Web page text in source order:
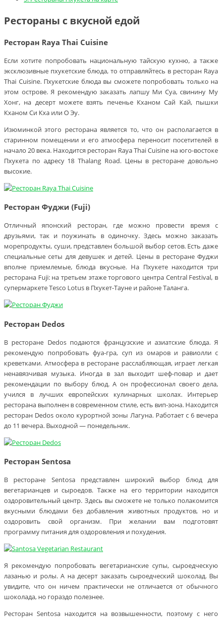
Рестораны с вкусной едой
Ресторан Raya Thai Cuisine
Если хотите попробовать национальную тайскую кухню, а также
эксклюзивные пхукетские блюда, то отправляйтесь в ресторан Raya
Thai Cuisine. Пхукетские блюда вы сможете попробовать только на
этом острове. Я рекомендую заказать лапшу Ми Суа, свинину Му
Хонг, на десерт можете взять печенье Кханом Сай Кай, пышки
Кханом Си Кха или О Эу.
Изюминкой этого ресторана является то, что он располагается в
старинном помещении и его атмосфера переносит посетителей в
начало 20 века. Находится ресторан Raya Thai Cuisine на юго-востоке
Пхукета по адресу 18 Thalang Road. Цены в ресторане довольно
высокие.
Ресторан Фуджи (Fuji)
Отличный японский ресторан, где можно провести время с
друзьями, так и поужинать в одиночку. Здесь можно заказать
морепродукты, суши, представлен большой выбор сетов. Есть даже
специальные сеты для девушек и детей. Цены в ресторане Фуджи
вполне приемлемые, блюда вкусные. На Пхукете находится три
ресторана Fuji: на третьем этаже торгового центра Central Festival, в
супермаркете Tesco Lotus в Пхукет-Тауне и районе Таланга.
Ресторан Dedos
В ресторане Dedos подаются французские и азиатские блюда. Я
рекомендую попробовать фуа-гра, суп из омаров и равиолли с
креветками. Атмосфера в ресторане расслабляющая, играет легкая
ненавязчивая музыка. Иногда в зал выходит шеф-повар и дает
рекомендации по выбору блюд. А он профессионал своего дела,
учился в лучших европейских кулинарных школах. Интерьер
ресторана выполнен в современном стиле, есть вип-зона. Находится
ресторан Dedos около курортной зоны Лагуна. Работает с 6 вечера
до 11 вечера. Выходной — понедельник.
Ресторан Sentosa
В ресторане Sentosa представлен широкий выбор блюд для
вегетарианцев и сыроедов. Также на его территории находится
оздоровительный центр. Здесь вы сможете не только полакомится
вкусными блюдами без добавления животных продуктов, но и
оздоровить свой организм. При желании вам подготовят
программу питания для оздоровления и похудения.
Я рекомендую попробовать вегетарианские супы, сыроедческую
лазанью и ролы. А на десерт заказать сыроедческий шоколад. Вы
увидите, что он ничем практически не отличается от обычного
шоколада, но гораздо полезнее.
Ресторан Sentosa находится на возвышенности, поэтому с него